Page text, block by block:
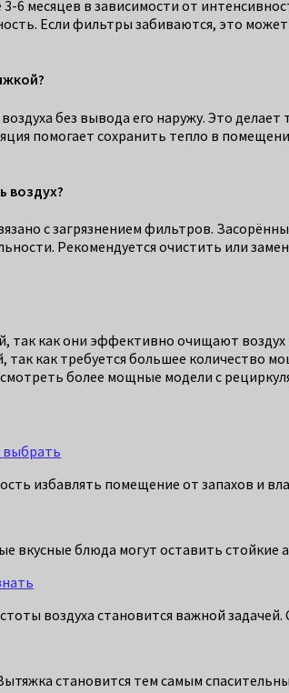
месяцев в зависимости от
Если фильтры забиваются, это
без вывода его наружу. Это
помогает сохранить тепло в
воздух?
с загрязнением фильтров.
Рекомендуется очистить или
как они эффективно очищают
как требуется большее количество
более мощные модели с
выбрать
избавлять помещение от запахов и
вкусные блюда могут оставить
воздуха становится важной
становится тем самым